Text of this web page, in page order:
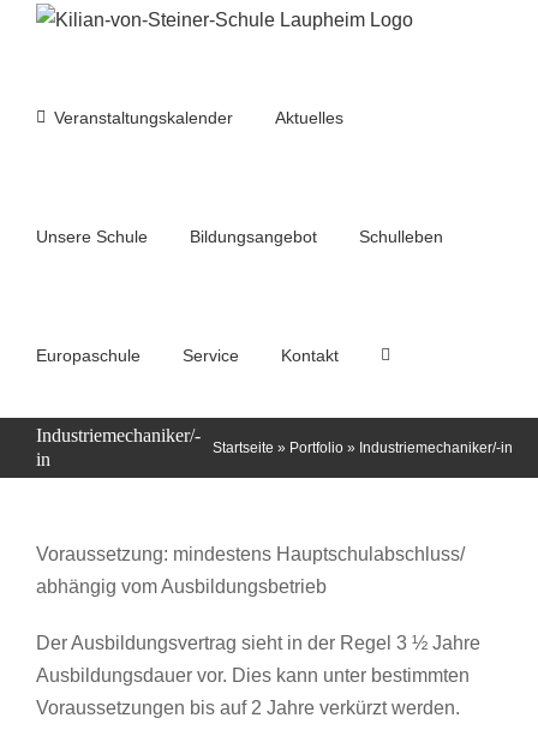
Veranstaltungskalender Aktuelles
Unsere Schule Bildungsangebot Schulleben
Europaschule Service Kontakt
Industriemechaniker/-
in
Startseite » Portfolio » Industriemechaniker/-in
Voraussetzung: mindestens Hauptschulabschluss/
abhängig vom Ausbildungsbetrieb
Der Ausbildungsvertrag sieht in der Regel 3 ½ Jahre
Ausbildungsdauer vor. Dies kann unter bestimmten
Voraussetzungen bis auf 2 Jahre verkürzt werden.